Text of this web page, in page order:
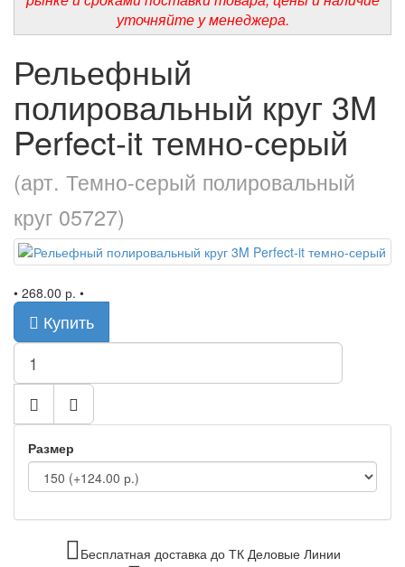
уточняйте у менеджера.
Рельефный
полировальный круг 3M
Perfect-it темно-серый
(арт. Темно-серый полировальный
круг 05727)
• 268.00 р. •
Купить
Размер
Бесплатная доставка до ТК Деловые Линии